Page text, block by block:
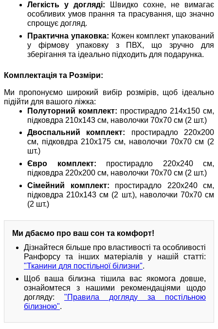
Легкість у догляді: Швидко сохне, не вимагає
особливих умов прання та прасування, що значно
спрощує догляд.
Практична упаковка: Кожен комплект упакований
у фірмову упаковку з ПВХ, що зручно для
зберігання та ідеально підходить для подарунка.
Комплектація та Розміри:
Ми пропонуємо широкий вибір розмірів, щоб ідеально
підійти для вашого ліжка:
Полуторний комплект: простирадло 214х150 см,
підковдра 210х143 см, наволочки 70х70 см (2 шт.)
Двоспальний комплект: простирадло 220х200
см, підковдра 210х175 см, наволочки 70х70 см (2
шт.)
Євро комплект: простирадло 220х240 см,
підковдра 220х200 см, наволочки 70х70 см (2 шт.)
Сімейний комплект: простирадло 220х240 см,
підковдра 210х143 см (2 шт.), наволочки 70х70 см
(2 шт.)
Ми дбаємо про ваш сон та комфорт!
Дізнайтеся більше про властивості та особливості
Ранфорсу та інших матеріалів у нашій статті:
"Тканини для постільної білизни".
Щоб ваша білизна тішила вас якомога довше,
ознайомтеся з нашими рекомендаціями щодо
догляду: "Правила догляду за постільною
білизною".